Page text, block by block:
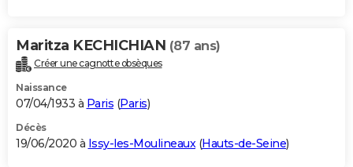
Maritza KECHICHIAN (87 ans)
Créer une cagnotte obsèques
Naissance
07/04/1933 à Paris (Paris)
Décès
19/06/2020 à Issy-les-Moulineaux(Hauts-de-Seine)